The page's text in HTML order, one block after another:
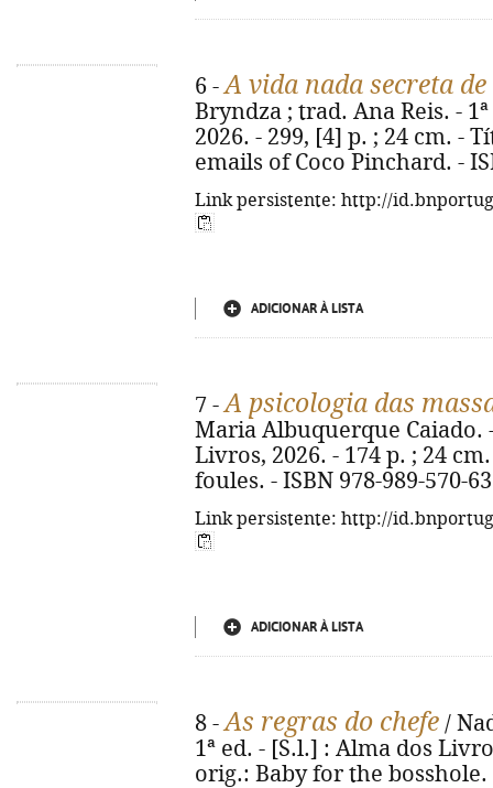
6 -A vida nada secreta
Bryndza ; trad. Ana Reis. -
2026. - 299, [4] p. ; 24 cm. -
emails of Coco Pinchard. -
Link persistente: http://
ADICIONAR À LISTA
7 -A psicologia das
Maria Albuquerque Caiado.
Livros, 2026. - 174 p. ; 24
foules. - ISBN 978-989-570-
Link persistente: http://
ADICIONAR À LISTA
8 -As regras do chefe /
1ª ed. - [S.l.] : Alma dos
orig.: Baby for the bosshole.